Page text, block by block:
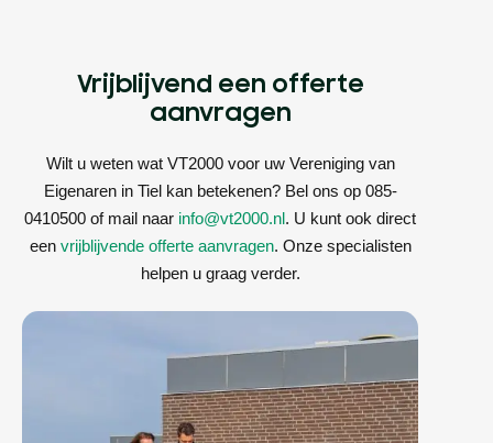
Vrijblijvend een offerte
aanvragen
Wilt u weten wat VT2000 voor uw Vereniging van
Eigenaren in Tiel kan betekenen? Bel ons op 085-
0410500 of mail naar info@vt2000.nl. U kunt ook direct
een vrijblijvende offerte aanvragen. Onze specialisten
helpen u graag verder.